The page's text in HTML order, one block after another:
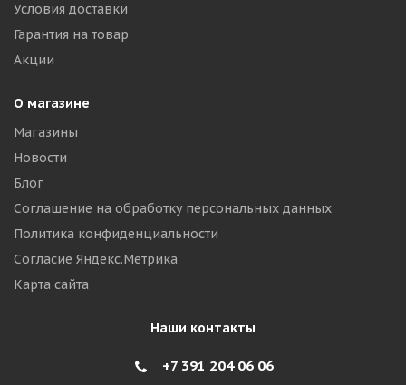
Условия доставки
Гарантия на товар
Акции
О магазине
Магазины
Новости
Блог
Соглашение на обработку персональных данных
Политика конфиденциальности
Согласие Яндекс.Метрика
Карта сайта
Наши контакты
+7 391 204 06 06